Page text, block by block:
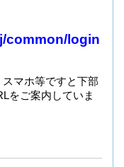
common/login
マホ等ですと下部
をご案内していま